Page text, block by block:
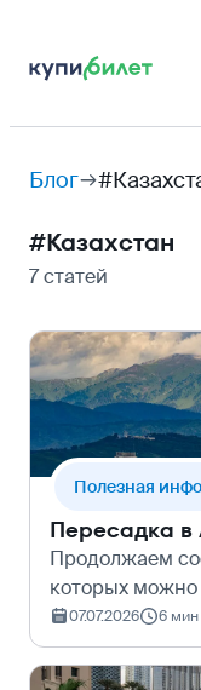
Блог
#Казахстан
7 статей
Полезная
Пересадка
Продолжаем
которых можно
по пути в
прекрасно
тому же, если
07.07.2026 6 мин